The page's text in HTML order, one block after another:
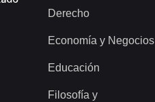
Derecho
Economía y Negocios
Educación
Filosofía y